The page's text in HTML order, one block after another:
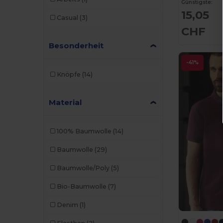
(8)
Karlowsky
Larkwood (8)
Mumbles (1)
NEW MORNING STUDIOS
Pen Duick (13)
Produkt JACK & JONES
Promodoro (8)
Regatta
Casual (3)
Besonderheit
Knöpfe (14)
Material
100% Baumwolle (14)
Baumwolle (29)
Baumwolle/Poly (5)
Bio-Baumwolle (7)
Denim (1)
Günstigste:
15,05
CHF
-41%